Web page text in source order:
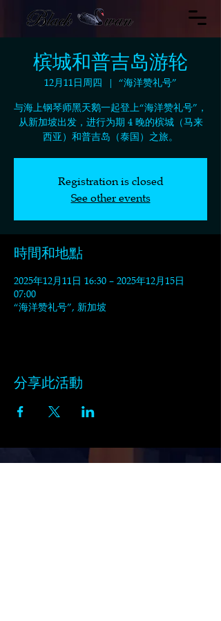
槟城和普吉岛游轮
12月11日周四
  |
“海洋赞礼号”
与海上钢琴师黑天鹅一起登上“海洋赞礼号”，
从新加坡出发，进行为期 4 晚的槟城（马来
西亚）和普吉岛（泰国）之旅。
Registration is closed
See other events
時間和地點
2025年12月11日 16:30 – 2025年12月15日
07:00
“海洋赞礼号”, 新加坡
分享此活動